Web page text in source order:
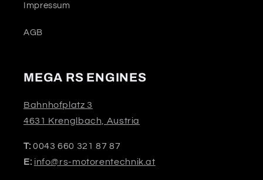
Impressum
AGB
MEGA RS ENGINES
Bahnhofplatz 3
4631 Krenglbach, Austria
T: 0043 660 321 87 87
E: info@rs-motorentechnik.at